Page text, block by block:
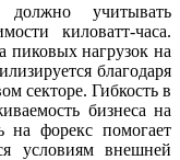
должно учитывать
киловатт-часа.
пиковых нагрузок на
благодаря
секторе. Гибкость в
бизнеса на
на форекс помогает
условиям внешней